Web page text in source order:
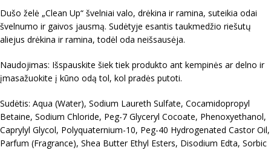
Dušo želė „Clean Up“ švelniai valo, drėkina ir ramina, suteikia odai
švelnumo ir gaivos jausmą. Sudėtyje esantis taukmedžio riešutų
aliejus drėkina ir ramina, todėl oda neišsausėja.
Naudojimas: Išspauskite šiek tiek produkto ant kempinės ar delno ir
įmasažuokite į kūno odą tol, kol pradės putoti.
Sudėtis: Aqua (Water), Sodium Laureth Sulfate, Cocamidopropyl
Betaine, Sodium Chloride, Peg-7 Glyceryl Cocoate, Phenoxyethanol,
Caprylyl Glycol, Polyquaternium-10, Peg-40 Hydrogenated Castor Oil,
Parfum (Fragrance), Shea Butter Ethyl Esters, Disodium Edta, Sorbic